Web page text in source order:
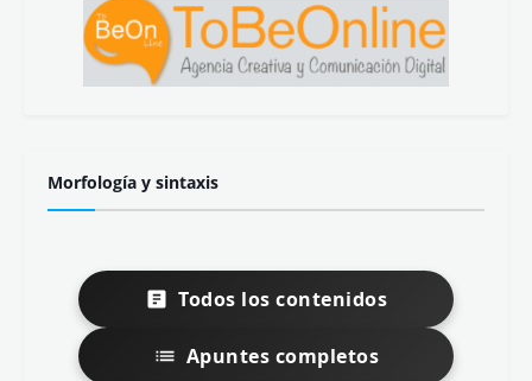
Morfología y sintaxis
Todos los contenidos
Apuntes completos